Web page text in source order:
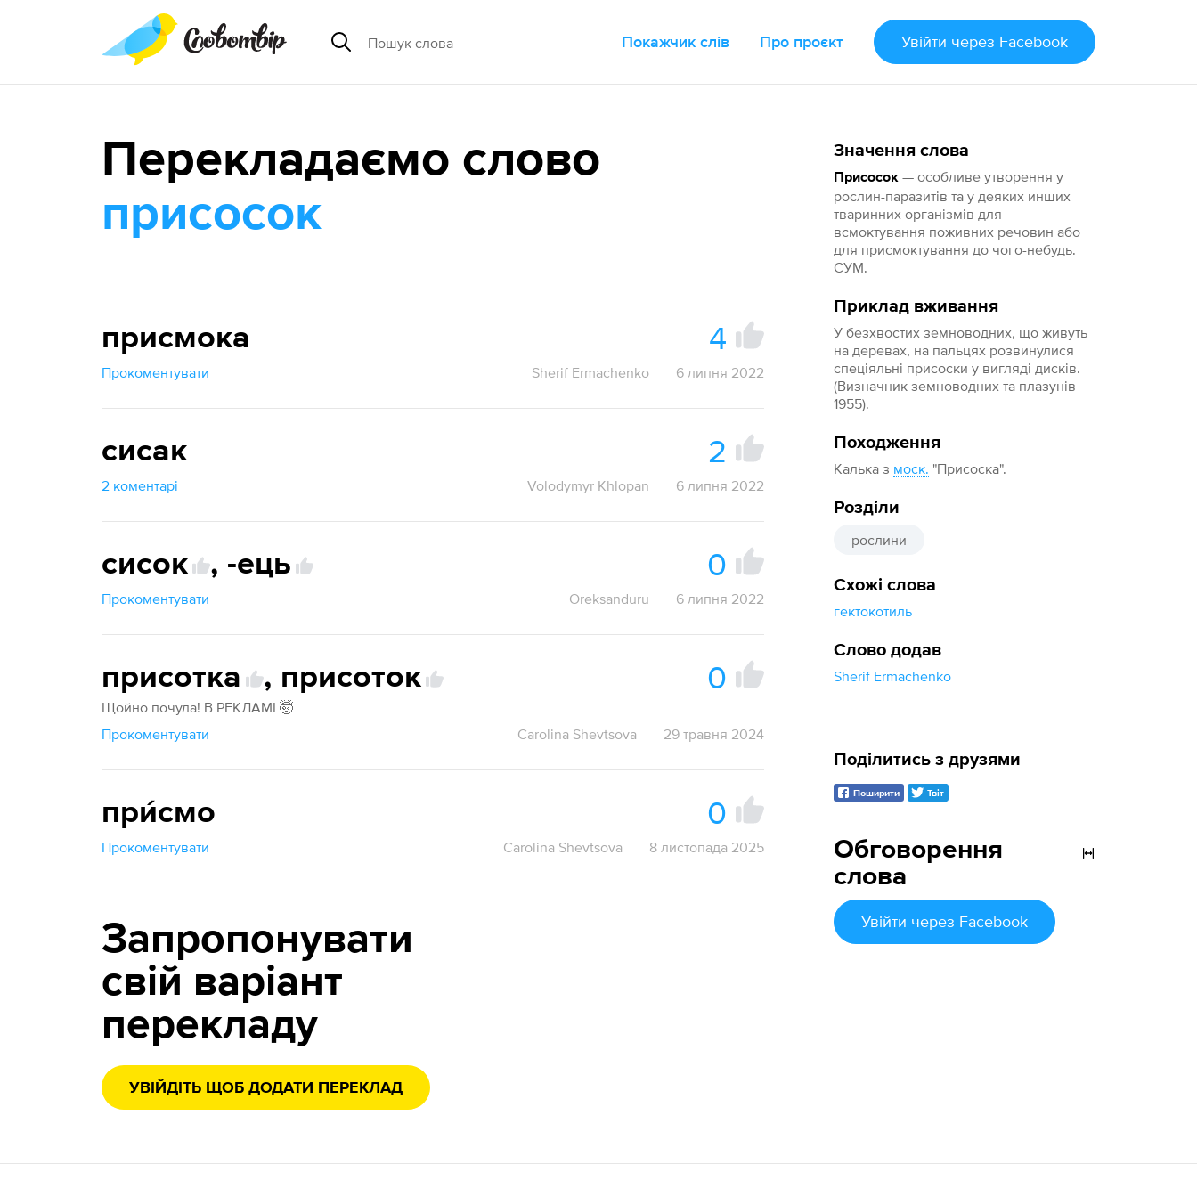
Покажчик слів Про проєкт Увійти через Facebook
Значення слова
Присосок — особливе утворення у
рослин-паразитів та у деяких инших
тваринних організмів для
всмоктування поживних речовин або
для присмоктування до чого-небудь.
СУМ.
Приклад вживання
У безхвостих земноводних, що живуть
на деревах, на пальцях розвинулися
спеціяльні присоски у вигляді дисків.
(Визначник земноводних та плазунів
1955).
Походження
Калька з моск. "Присоска".
Розділи
рослини
Схожі слова
гектокотиль
Слово додав
Sherif Ermachenko
Перекладаємо слово
присосок
присмока 4
Прокоментувати Sherif Ermachenko 6 липня 2022
сисак 2
2 коментарі Volodymyr Khlopan 6 липня 2022
сисок , -ець 0
Прокоментувати Oreksanduru 6 липня 2022
присотка , присоток 0
Щойно почула! В РЕКЛАМІ 🤯
Прокоментувати
Carolina Shevtsova 29 травня 2024
при́смо 0
Прокоментувати Carolina Shevtsova 8 листопада 2025
Запропонувати
свій варіант
перекладу
УВІЙДІТЬ ЩОБ ДОДАТИ ПЕРЕКЛАД
Обговорення
слова
Увійти через Facebook
Поділитись з друзями
Поширити Твіт